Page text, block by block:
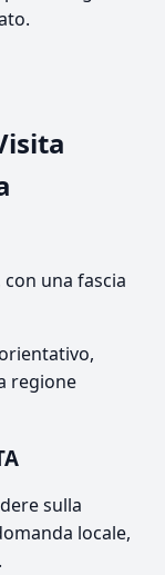
con una fascia
regione
sulla
locale,